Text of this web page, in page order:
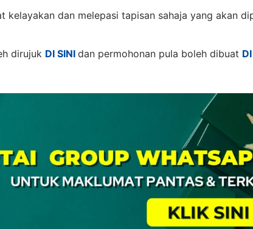
kelayakan dan melepasi tapisan sahaja yang akan
dirujuk DI SINI dan permohonan pula boleh dibuat